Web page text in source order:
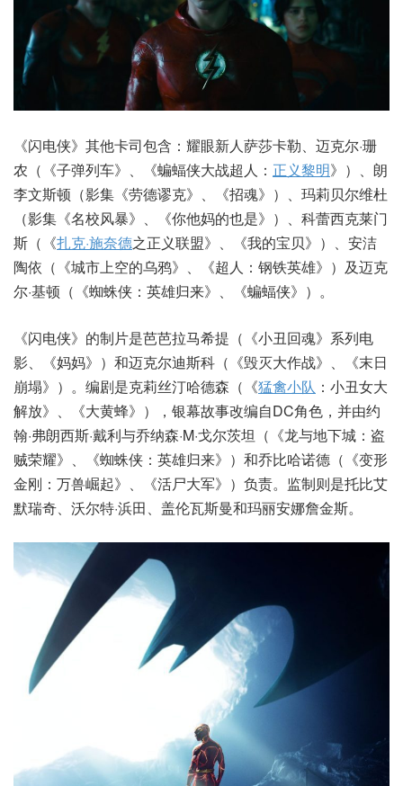
《闪电侠》其他卡司包含：耀眼新人萨莎卡勒、迈克尔·珊
农（《子弹列车》、《蝙蝠侠大战超人： 正义黎明》）、朗
李文斯顿（影集《劳德谬克》、《招魂》）、玛莉贝尔维杜
（影集《名校风暴》、《你他妈的也是》）、科蕾西克莱门
斯（《扎克·施奈德之正义联盟》、《我的宝贝》）、安洁
陶依（《城市上空的乌鸦》、《超人：钢铁英雄》）及迈克
尔·基顿（《蜘蛛侠：英雄归来》、《蝙蝠侠》）。
《闪电侠》的制片是芭芭拉马希提（《小丑回魂》系列电
影、《妈妈》）和迈克尔迪斯科（《毁灭大作战》、《末日
崩塌》）。编剧是克莉丝汀哈德森（《猛禽小队 ：小丑女大
解放》、《大黄蜂》），银幕故事改编自DC角色，并由约
翰·弗朗西斯·戴利与乔纳森·M·戈尔茨坦（《龙与地下城：盗
贼荣耀》、《蜘蛛侠：英雄归来》）和乔比哈诺德（《变形
金刚：万兽崛起》、《活尸大军》）负责。监制则是托比艾
默瑞奇、沃尔特·浜田、盖伦瓦斯曼和玛丽安娜詹金斯。